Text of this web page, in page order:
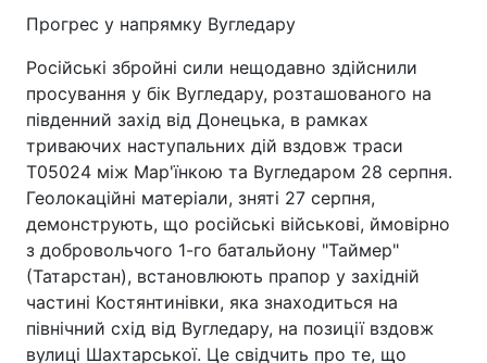
Прогрес у напрямку Вугледару
Російські збройні сили нещодавно здійснили
просування у бік Вугледару, розташованого на
південний захід від Донецька, в рамках
триваючих наступальних дій вздовж траси
T05024 між Мар'їнкою та Вугледаром 28 серпня.
Геолокаційні матеріали, зняті 27 серпня,
демонструють, що російські військові, ймовірно
з добровольчого 1-го батальйону "Таймер"
(Татарстан), встановлюють прапор у західній
частині Костянтинівки, яка знаходиться на
північний схід від Вугледару, на позиції вздовж
вулиці Шахтарської. Це свідчить про те, що